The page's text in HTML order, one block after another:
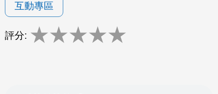
互動專區
評分: ★★★★★